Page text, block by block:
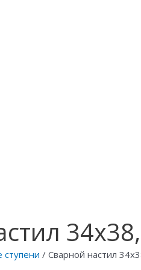
ступени / Сварной настил